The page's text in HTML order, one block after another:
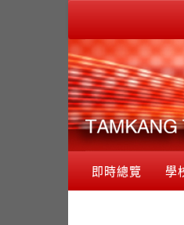
即時總覽 學